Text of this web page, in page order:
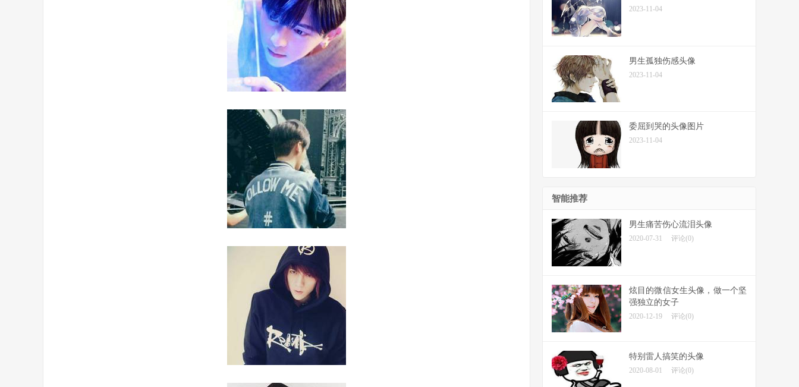
2023-11-04
男生孤独伤感头像
2023-11-04
委屈到哭的头像图片
2023-11-04
智能推荐
男生痛苦伤心流泪头像
2020-07-31 评论(0)
炫目的微信女生头像，做一个坚
强独立的女子
2020-12-19 评论(0)
特别雷人搞笑的头像
2020-08-01 评论(0)